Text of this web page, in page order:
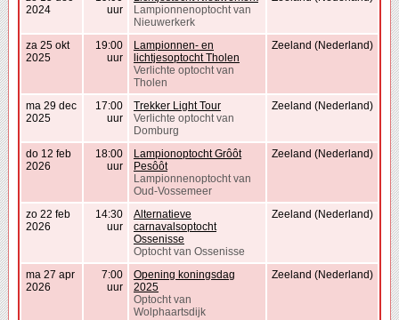
2024
uur
Lampionnenoptocht van
Nieuwerkerk
za 25 okt
2025
19:00
uur
Lampionnen- en
lichtjesoptocht Tholen
Verlichte optocht van
Tholen
Zeeland (Nederland)
ma 29 dec
2025
17:00
uur
Trekker Light Tour
Verlichte optocht van
Domburg
Zeeland (Nederland)
do 12 feb
2026
18:00
uur
Lampionoptocht Grôôt
Pesôôt
Lampionnenoptocht van
Oud-Vossemeer
Zeeland (Nederland)
zo 22 feb
2026
14:30
uur
Alternatieve
carnavalsoptocht
Ossenisse
Optocht van Ossenisse
Zeeland (Nederland)
ma 27 apr
2026
7:00
uur
Opening koningsdag
2025
Optocht van
Wolphaartsdijk
Zeeland (Nederland)